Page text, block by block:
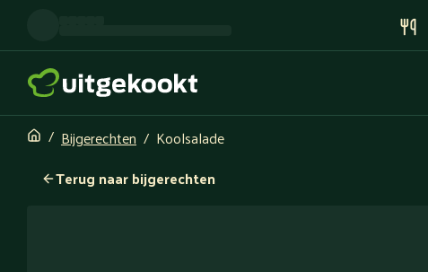
Bijgerechten
Koolsalade
Terug naar bijgerechten